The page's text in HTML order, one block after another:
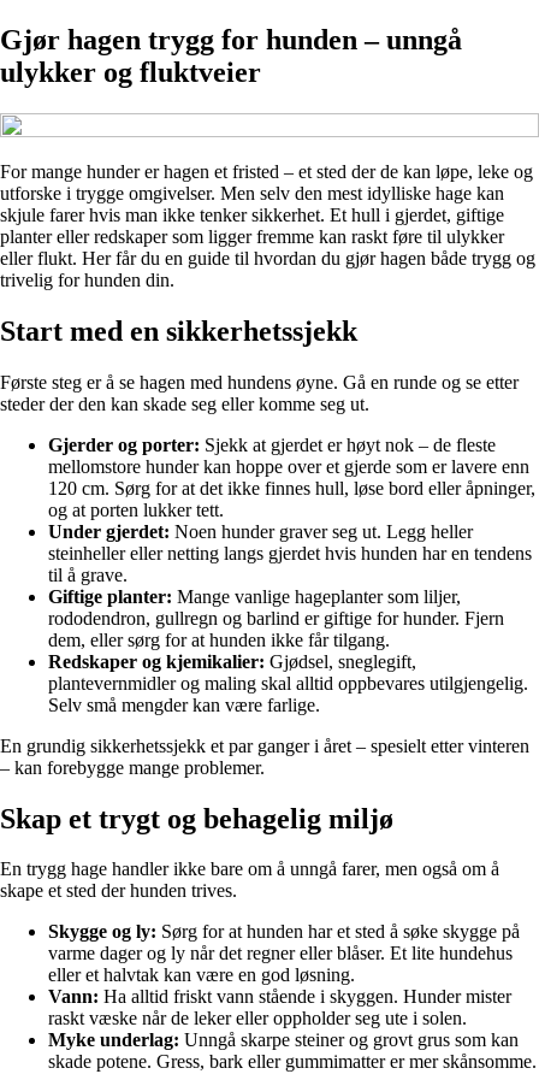
Gjør hagen trygg for hunden – unngå
ulykker og fluktveier
For mange hunder er hagen et fristed – et sted der de kan løpe, leke og
utforske i trygge omgivelser. Men selv den mest idylliske hage kan
skjule farer hvis man ikke tenker sikkerhet. Et hull i gjerdet, giftige
planter eller redskaper som ligger fremme kan raskt føre til ulykker
eller flukt. Her får du en guide til hvordan du gjør hagen både trygg og
trivelig for hunden din.
Start med en sikkerhetssjekk
Første steg er å se hagen med hundens øyne. Gå en runde og se etter
steder der den kan skade seg eller komme seg ut.
Gjerder og porter: Sjekk at gjerdet er høyt nok – de fleste
mellomstore hunder kan hoppe over et gjerde som er lavere enn
120 cm. Sørg for at det ikke finnes hull, løse bord eller åpninger,
og at porten lukker tett.
Under gjerdet: Noen hunder graver seg ut. Legg heller
steinheller eller netting langs gjerdet hvis hunden har en tendens
til å grave.
Giftige planter: Mange vanlige hageplanter som liljer,
rododendron, gullregn og barlind er giftige for hunder. Fjern
dem, eller sørg for at hunden ikke får tilgang.
Redskaper og kjemikalier: Gjødsel, sneglegift,
plantevernmidler og maling skal alltid oppbevares utilgjengelig.
Selv små mengder kan være farlige.
En grundig sikkerhetssjekk et par ganger i året – spesielt etter vinteren
– kan forebygge mange problemer.
Skap et trygt og behagelig miljø
En trygg hage handler ikke bare om å unngå farer, men også om å
skape et sted der hunden trives.
Skygge og ly: Sørg for at hunden har et sted å søke skygge på
varme dager og ly når det regner eller blåser. Et lite hundehus
eller et halvtak kan være en god løsning.
Vann: Ha alltid friskt vann stående i skyggen. Hunder mister
raskt væske når de leker eller oppholder seg ute i solen.
Myke underlag: Unngå skarpe steiner og grovt grus som kan
skade potene. Gress, bark eller gummimatter er mer skånsomme.